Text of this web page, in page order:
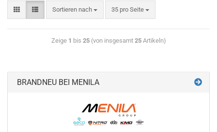
Sortieren nach 35 pro Seite
Zeige 1 bis 25(von insgesamt 25Artikeln)
BRANDNEU BEI MENILA